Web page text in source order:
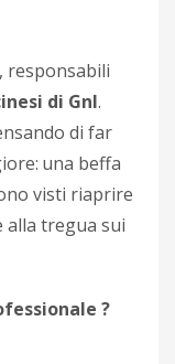
responsabili
di Gnl.
di far
una beffa
visti riaprire
alla tregua sui
?